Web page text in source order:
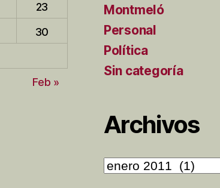
23
30
Feb »
Montmeló
Personal
Política
Sin categoría
Archivos
Archivos